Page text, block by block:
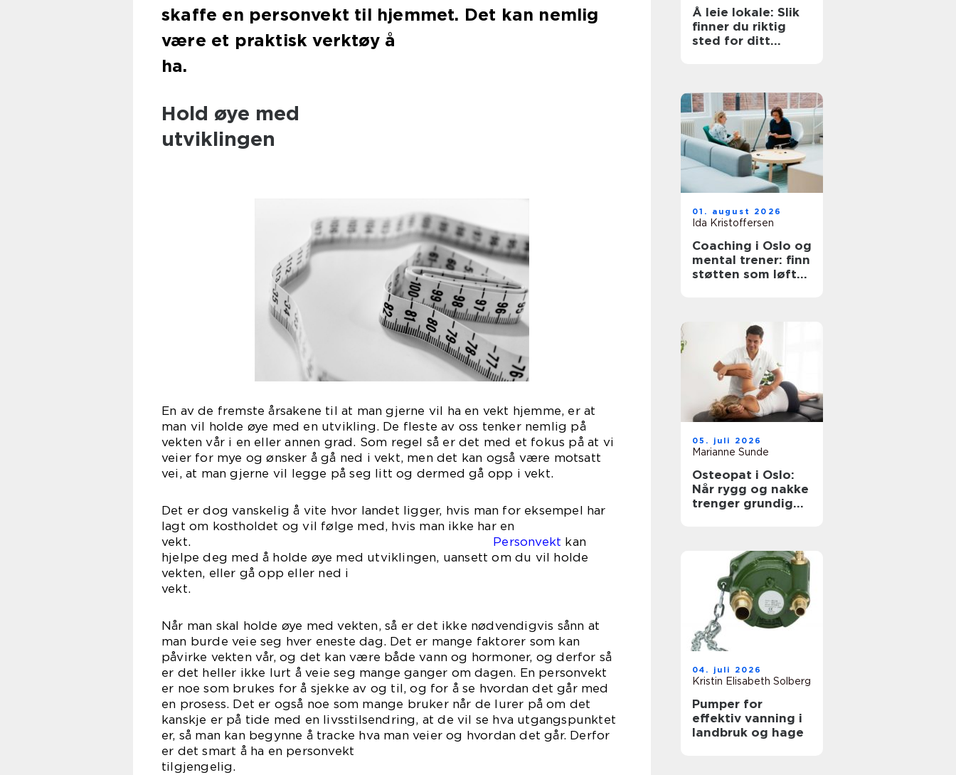
skaffe en personvekt til hjemmet. Det kan nemlig
være et praktisk verktøy å
ha.
Hold øye med
utviklingen
En av de fremste årsakene til at man gjerne vil ha en vekt hjemme, er at
man vil holde øye med en utvikling. De fleste av oss tenker nemlig på
vekten vår i en eller annen grad. Som regel så er det med et fokus på at vi
veier for mye og ønsker å gå ned i vekt, men det kan også være motsatt
vei, at man gjerne vil legge på seg litt og dermed gå opp i vekt.
Det er dog vanskelig å vite hvor landet ligger, hvis man for eksempel har
lagt om kostholdet og vil følge med, hvis man ikke har en
vekt. Personvekt kan
hjelpe deg med å holde øye med utviklingen, uansett om du vil holde
vekten, eller gå opp eller ned i
vekt.
Når man skal holde øye med vekten, så er det ikke nødvendigvis sånn at
man burde veie seg hver eneste dag. Det er mange faktorer som kan
påvirke vekten vår, og det kan være både vann og hormoner, og derfor så
er det heller ikke lurt å veie seg mange ganger om dagen. En personvekt
er noe som brukes for å sjekke av og til, og for å se hvordan det går med
en prosess. Det er også noe som mange bruker når de lurer på om det
kanskje er på tide med en livsstilsendring, at de vil se hva utgangspunktet
er, så man kan begynne å tracke hva man veier og hvordan det går. Derfor
er det smart å ha en personvekt
tilgjengelig.
Å leie lokale: Slik
finner du riktig
sted for ditt
01. august 2026
Ida Kristoffersen
Coaching i Oslo og
mental trener: finn
støtten som løfter
05. juli 2026
Marianne Sunde
Osteopat i Oslo:
Når rygg og nakke
trenger grundig
04. juli 2026
Kristin Elisabeth Solberg
Pumper for
effektiv vanning i
landbruk og hage